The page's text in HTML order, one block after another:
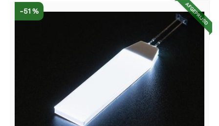
AFGEPRIJSD
-51 %